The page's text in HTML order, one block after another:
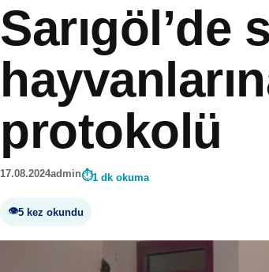
Sarıgöl’de
protokolü
17.08.2024admin 1 dk okuma
5 kez okundu